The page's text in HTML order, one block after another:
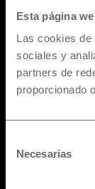
Esta página
Las cookies
sociales y
partners de
proporcionado
Necesarias
* Los
momento de
pueden
precios
Tipo de